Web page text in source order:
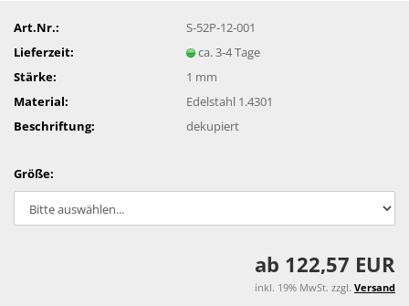
Art.Nr.:
S-52P-12-001
Lieferzeit:
ca. 3-4 Tage
Stärke:
1 mm
Material:
Edelstahl 1.4301
Beschriftung:
dekupiert
Größe:
ab 122,57 EUR
inkl. 19% MwSt. zzgl. Versand